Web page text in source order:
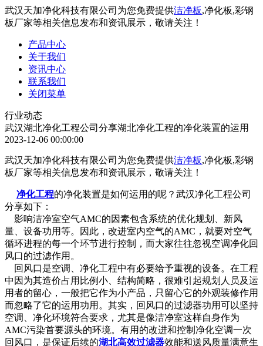
武汉天加净化科技有限公司为您免费提供洁净板,净化板,彩钢
板厂家等相关信息发布和资讯展示，敬请关注！
产品中心
关于我们
资讯中心
联系我们
关闭菜单
行业动态
武汉湖北净化工程公司分享湖北净化工程的净化装置的运用
2023-12-06 00:00:00
武汉天加净化科技有限公司为您免费提供洁净板,净化板,彩钢
板厂家等相关信息发布和资讯展示，敬请关注！
净化工程的净化装置是如何运用的呢？武汉净化工程公司
分享如下：
影响洁净室空气AMC的因素包含系统的优化规划、新风
量、设备功用等。因此，改进室内空气的AMC，就要对空气
循环进程的每一个环节进行控制，而大家往往忽视空调净化回
风口的过滤作用。
回风口是空调、净化工程中有必要给予重视的设备。在工程
中因为其造价占用比例小、结构简略，很难引起规划人员及运
用者的留心，一般把它作为小产品，只留心它的外观装修作用
而忽略了它的运用功用。其实，回风口的过滤器功用可以坚持
空调、净化环境符合要求，尤其是像洁净室这样自身作为
AMC污染首要源头的环境。有用的改进和控制净化空调一次
回风口，是保证后续的湖北高效过滤器效能和送风质量满意生